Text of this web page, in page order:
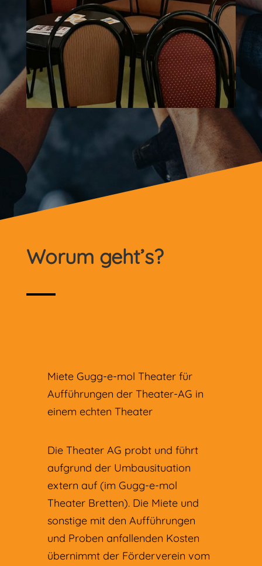
Worum geht’s?
Miete Gugg-e-mol Theater für
Aufführungen der Theater-AG in
einem echten Theater
Die Theater AG probt und führt
aufgrund der Umbausituation
extern auf (im Gugg-e-mol
Theater Bretten). Die Miete und
sonstige mit den Aufführungen
und Proben anfallenden Kosten
übernimmt der Förderverein vom